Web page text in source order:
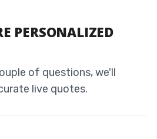
PERSONALIZED
of questions, we'll
live quotes.